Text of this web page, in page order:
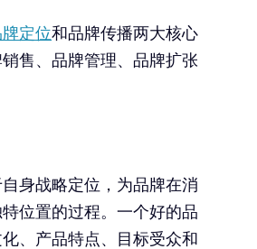
牌定位和品牌传播两大核心
售、品牌管理、品牌扩张
身战略定位，为品牌在消
位置的过程。一个好的品
、产品特点、目标受众和